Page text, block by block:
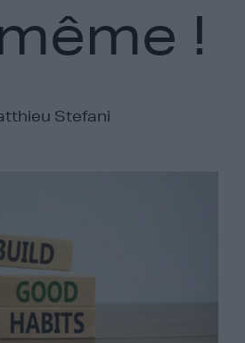
!
Stefani